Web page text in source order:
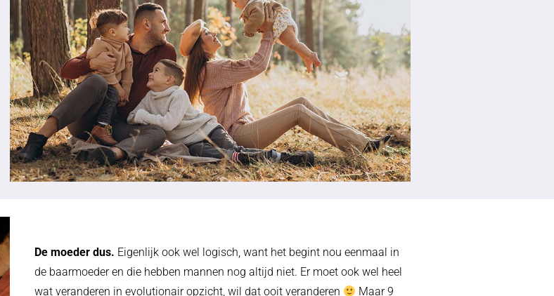
De moeder dus. Eigenlijk ook wel logisch, want het begint nou eenmaal in
de baarmoeder en die hebben mannen nog altijd niet. Er moet ook wel heel
wat veranderen in evolutionair opzicht, wil dat ooit veranderen
Maar 9